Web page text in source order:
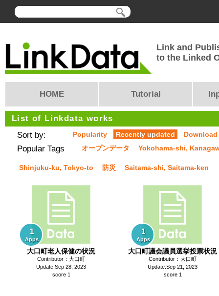
Link and
to the Linked
HOME Tutorial
List of Linkdata works
Sort by:
Popularity Recently updated
Popular Tags オープンデータ Yokohama-shi,
Shinjuku-ku, Tokyo-to 防災 Saitama-shi, Saitama-ken
1
Apps
大口町老人保健の状況
Contributor：大口町
Update:Sep 28, 2023
score 1
1
Apps
大口町議会議員選挙投票状況
Contributor：大口町
Update:Sep 21, 2023
score 1